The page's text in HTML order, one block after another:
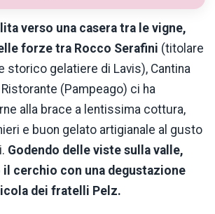
verso una casera tra le vigne,
forze tra Rocco Serafini (titolare
storico gelatiere di Lavis), Cantina
(Pampeago) ci ha
alla brace a lentissima cottura,
e buon gelato artigianale al gusto
Godendo delle viste sulla valle,
il cerchio con una degustazione
dei fratelli Pelz.